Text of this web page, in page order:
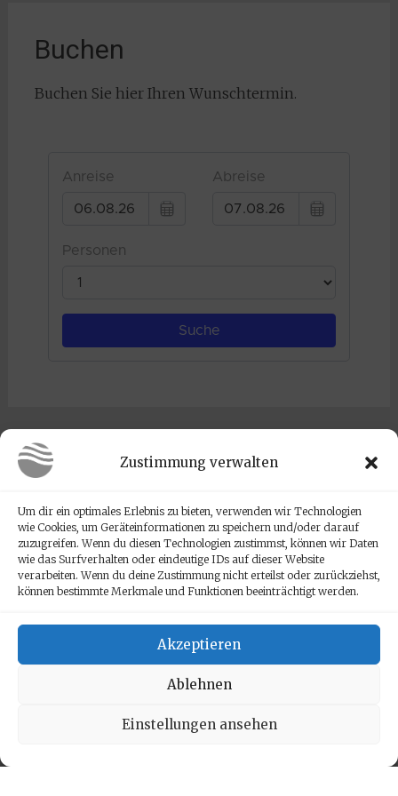
Zustimmung verwalten
Um dir ein optimales Erlebnis zu bieten, verwenden wir Technologien
wie Cookies, um Geräteinformationen zu speichern und/oder darauf
zuzugreifen. Wenn du diesen Technologien zustimmst, können wir Daten
wie das Surfverhalten oder eindeutige IDs auf dieser Website
verarbeiten. Wenn du deine Zustimmung nicht erteilst oder zurückziehst,
können bestimmte Merkmale und Funktionen beeinträchtigt werden.
Akzeptieren
Ablehnen
Einstellungen ansehen
Buchen
Buchen Sie hier Ihren Wunschtermin.
Kontakt
Am Wasserturm 1
Email:
info@nordseehaus-butjadingen.de